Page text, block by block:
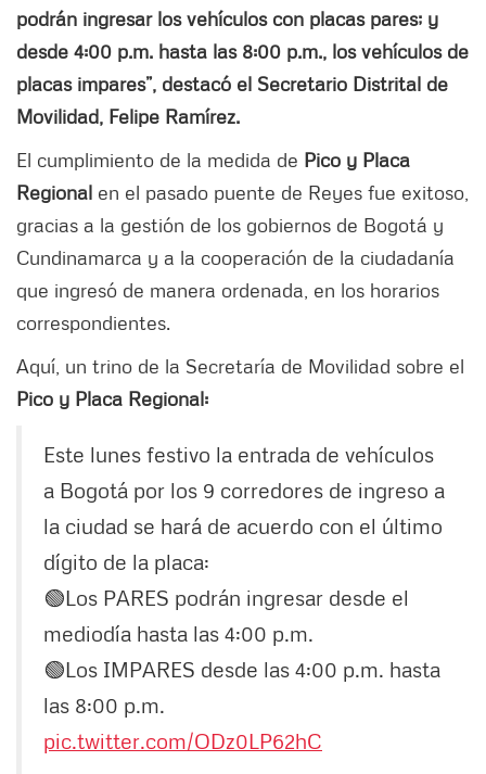
podrán ingresar los vehículos con placas pares; y
desde 4:00 p.m. hasta las 8:00 p.m., los vehículos de
placas impares”, destacó el Secretario Distrital de
Movilidad, Felipe Ramírez.
El cumplimiento de la medida de Pico y Placa
Regional en el pasado puente de Reyes fue exitoso,
gracias a la gestión de los gobiernos de Bogotá y
Cundinamarca y a la cooperación de la ciudadanía
que ingresó de manera ordenada, en los horarios
correspondientes.
Aquí, un trino de la Secretaría de Movilidad sobre el
Pico y Placa Regional:
Este lunes festivo la entrada de vehículos
a Bogotá por los 9 corredores de ingreso a
la ciudad se hará de acuerdo con el último
dígito de la placa:
🟢Los PARES podrán ingresar desde el
mediodía hasta las 4:00 p.m.
🟢Los IMPARES desde las 4:00 p.m. hasta
las 8:00 p.m.
pic.twitter.com/ODz0LP62hC